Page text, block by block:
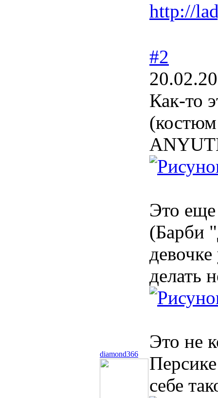
http://
diamond366
#2
Как-то
Это
(Барби
делать
Это не
себе